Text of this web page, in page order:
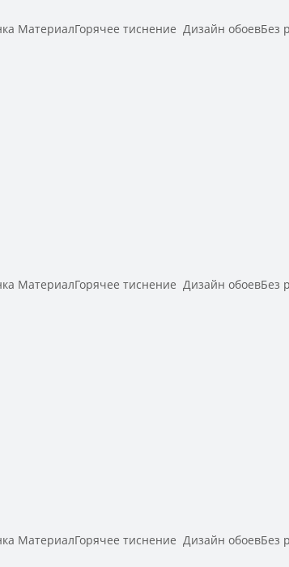
МатериалГорячее тиснение Дизайн
МатериалГорячее тиснение Дизайн
МатериалГорячее тиснение Дизайн